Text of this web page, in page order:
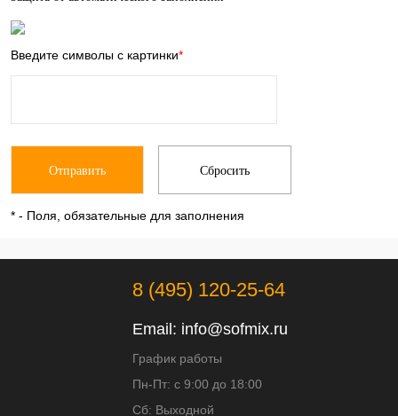
Введите символы с картинки*
* - Поля, обязательные для заполнения
8 (495) 120-25-64
Email: info@sofmix.ru
График работы
Пн-Пт: с 9:00 до 18:00
Сб: Выходной